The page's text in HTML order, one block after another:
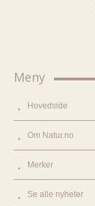
Meny
Hovedside
Om Natur.no
Merker
Se alle nyheter